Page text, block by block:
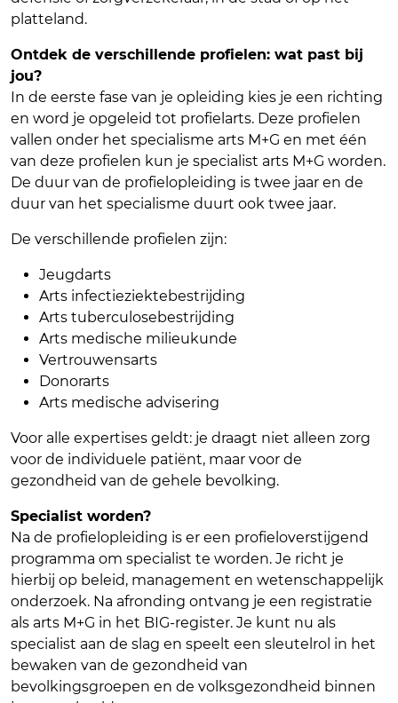
platteland.
Ontdek de verschillende profielen: wat past bij
jou?
In de eerste fase van je opleiding kies je een richting
en word je opgeleid tot profielarts. Deze profielen
vallen onder het specialisme arts M+G en met één
van deze profielen kun je specialist arts M+G worden.
De duur van de profielopleiding is twee jaar en de
duur van het specialisme duurt ook twee jaar.
De verschillende profielen zijn:
Jeugdarts
Arts infectieziektebestrijding
Arts tuberculosebestrijding
Arts medische milieukunde
Vertrouwensarts
Donorarts
Arts medische advisering
Voor alle expertises geldt: je draagt niet alleen zorg
voor de individuele patiënt, maar voor de
gezondheid van de gehele bevolking.
Specialist worden?
Na de profielopleiding is er een profieloverstijgend
programma om specialist te worden. Je richt je
hierbij op beleid, management en wetenschappelijk
onderzoek. Na afronding ontvang je een registratie
als arts M+G in het BIG-register. Je kunt nu als
specialist aan de slag en speelt een sleutelrol in het
bewaken van de gezondheid van
bevolkingsgroepen en de volksgezondheid binnen